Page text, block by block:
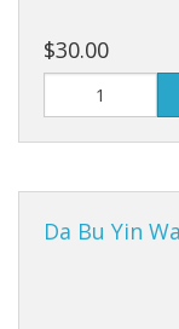
$30.00
Da Bu Yin